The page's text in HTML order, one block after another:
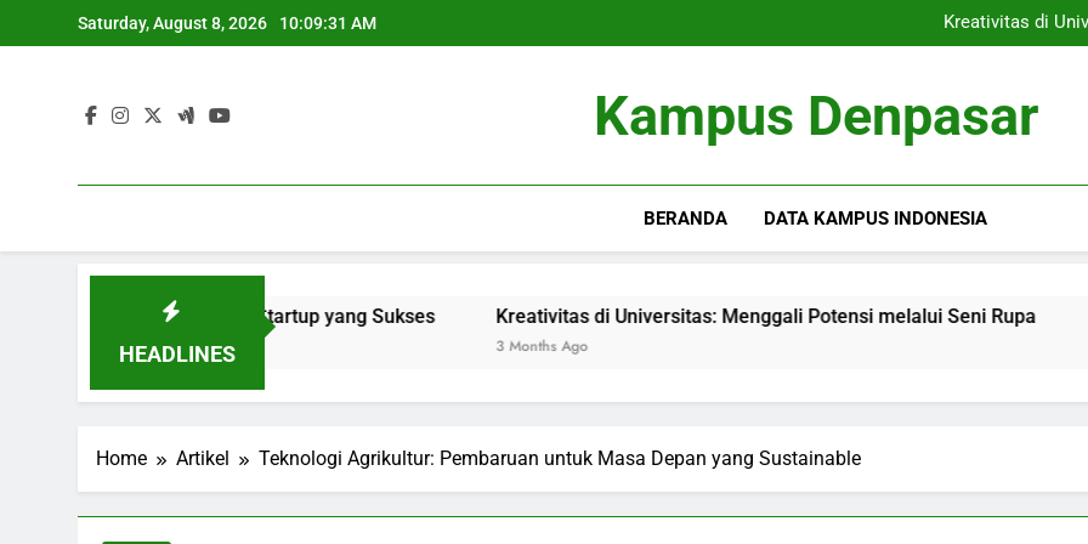
to
Saturday, August 8, 2026 10:09:32 AM
Kreativitas di
Menyediakan Tempat
Kreativitas di
Menyediakan Tempat
Kampus Denpasar
BERANDA DATA KAMPUS INDONESIA
HEADLINES
Mahasiswa ke Startup yang Sukses Kreativitas di Universitas: Menggali Potensi melalui Seni Rupa
3 Months Ago 3
Home Artikel Teknologi Agrikultur: Pembaruan untuk Masa Depan yang Sustainable